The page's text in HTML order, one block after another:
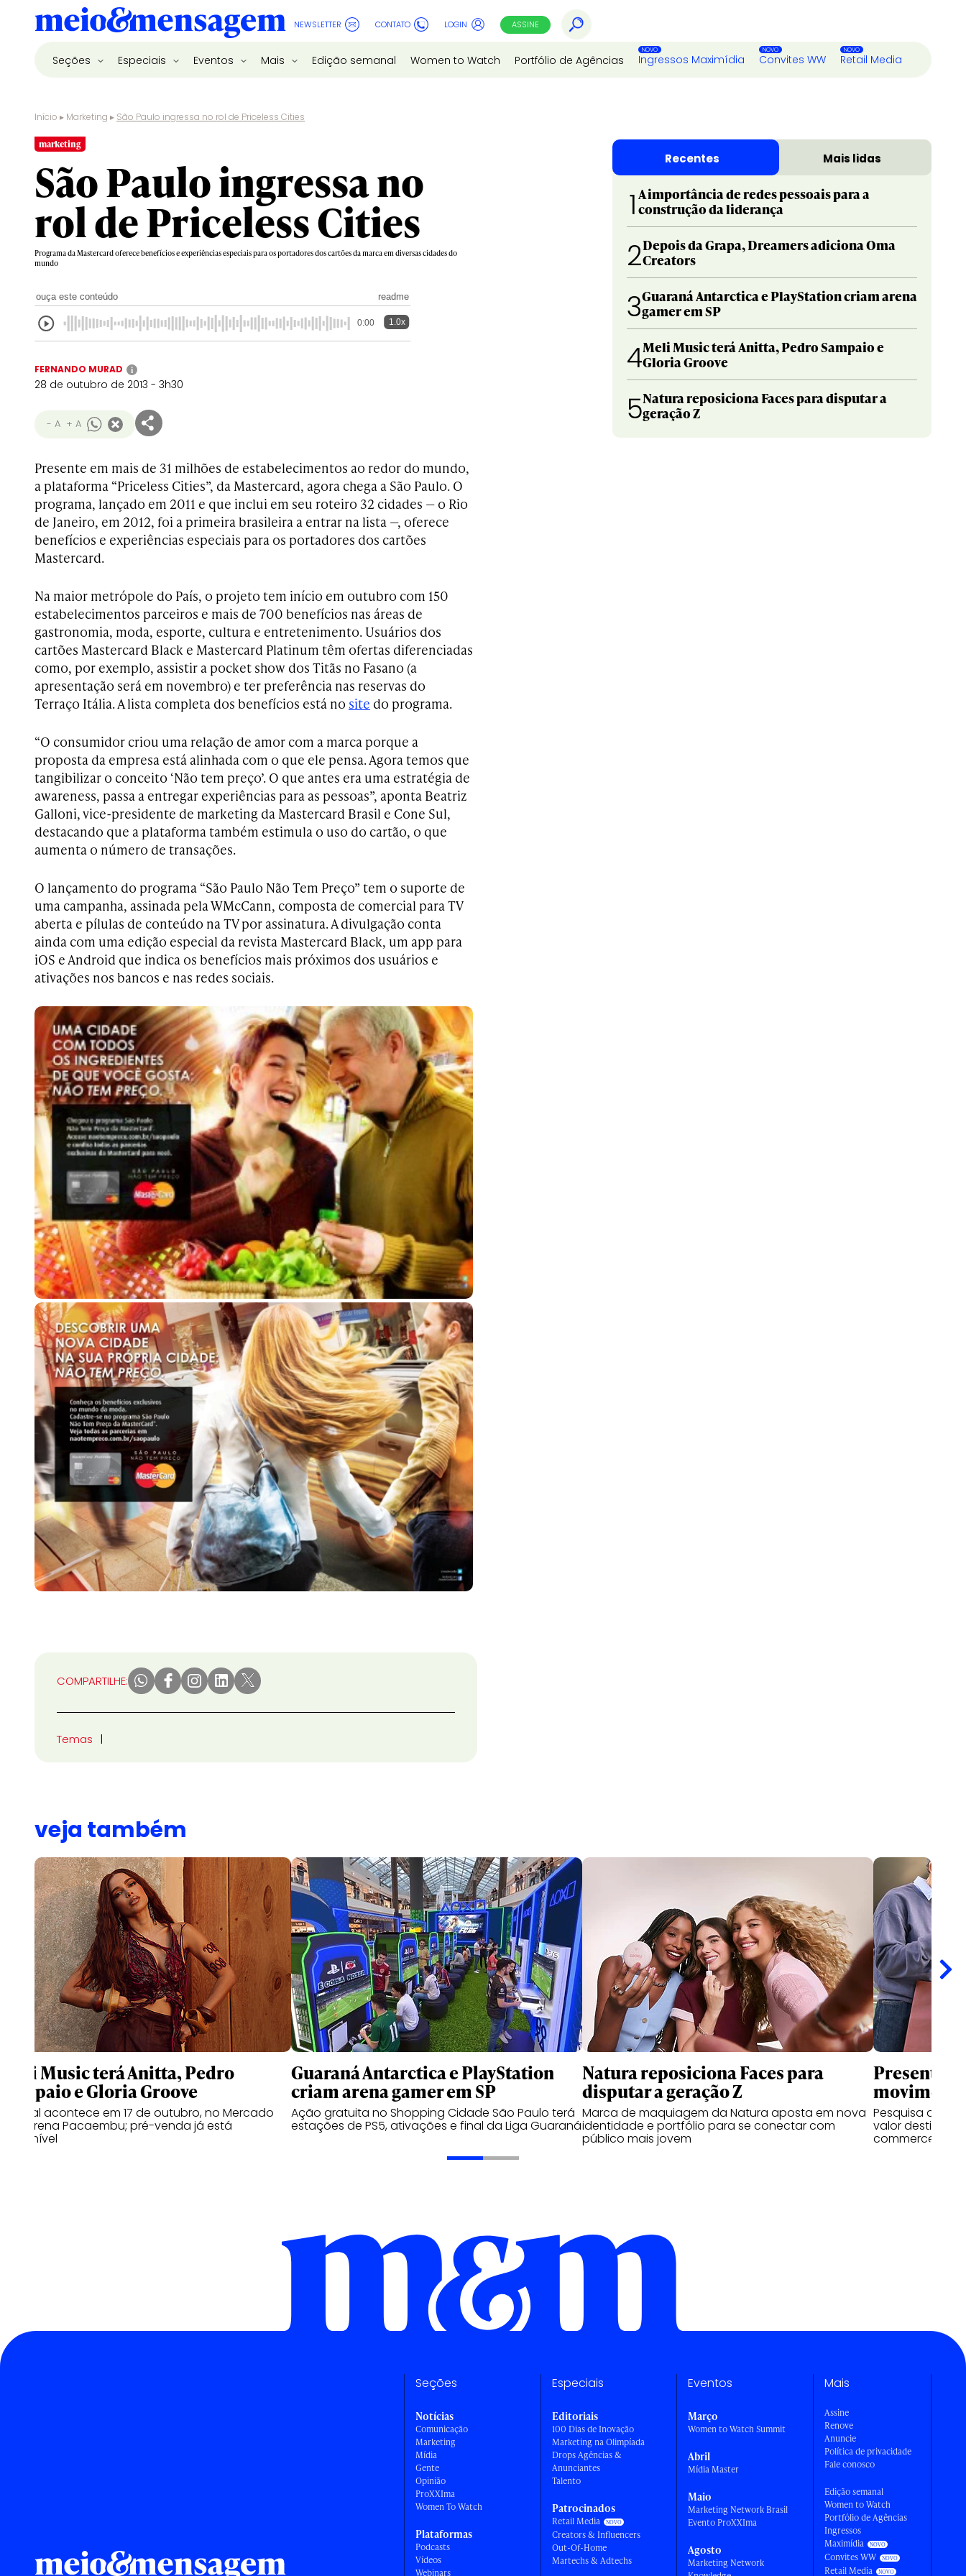
NEWSLETTER CONTATO LOGIN ASSINE
Seções Especiais Eventos Mais Edição semanal Women to Watch Portfólio de Agências Ingressos Maximídia Convites WW Retail Media
Início ▸ Marketing ▸ São Paulo ingressa no rol de Priceless Cities
marketing
São Paulo ingressa no
rol de Priceless Cities
Programa da Mastercard oferece benefícios e experiências especiais para os portadores dos cartões da marca em diversas cidades do
mundo
ouça este conteúdo readme
0:00 1.0x
FERNANDO MURAD i
28 de outubro de 2013 - 3h30
- A + A
Presente em mais de 31 milhões de estabelecimentos ao redor do mundo,
a plataforma “Priceless Cities”, da Mastercard, agora chega a São ­Paulo. O
programa, lançado em 2011 e que inclui em seu roteiro 32 cidades — o Rio
de Janeiro, em 2012, foi a primeira brasileira a entrar na lista —, oferece
benefícios e experiências especiais para os portadores dos cartões
Mastercard.
Na maior metrópole do País, o projeto tem início em outubro com 150
estabelecimentos parceiros e mais de 700 benefícios nas áreas de
gastronomia, moda, esporte, cultura e entretenimento. Usuários dos
cartões Mastercard Black e Mastercard Platinum têm ofertas diferenciadas
como, por exemplo, assistir a pocket show dos Titãs no Fasano (a
apresentação será em novembro) e ter preferência nas reservas do
Terraço Itália. A lista completa dos benefícios está no site do programa.
“O consumidor criou uma relação de amor com a marca porque a
proposta da empresa está alinhada com o que ele pensa. Agora temos que
tangibilizar o conceito ‘Não tem preço’. O que antes era uma estratégia de
awareness, passa a entregar experiências para as pessoas”, aponta Beatriz
Galloni, vice-presidente de marketing da Mastercard Brasil e Cone Sul,
destacando que a plataforma também estimula o uso do cartão, o que
aumenta o número de transações.
O lançamento do programa “São Paulo Não Tem Preço” tem o suporte de
uma campanha, assinada pela WMcCann, composta de comercial para TV
aberta e pílulas de conteúdo­ na TV por assinatura. A divulgação conta
ainda com uma edição especial da revista Mastercard Black­, um app para
iOS e Android que indica os benefícios mais próximos dos ­usuários e
ativações nos bancos e nas redes sociais.
COMPARTILHE:
Temas
Recentes Mais lidas
1 A importância de redes pessoais para a
construção da liderança
2Depois da Grapa, Dreamers adiciona Oma
Creators
3Guaraná Antarctica e PlayStation criam arena
gamer em SP
4Meli Music terá Anitta, Pedro Sampaio e
Gloria Groove
5Natura reposiciona Faces para disputar a
geração Z
veja também
Meli Music terá Anitta, Pedro
Sampaio e Gloria Groove
Festival acontece em 17 de outubro, no Mercado
Livre Arena Pacaembu; pré-venda já está
disponível
Guaraná Antarctica e PlayStation
criam arena gamer em SP
Ação gratuita no Shopping Cidade São Paulo terá
estações de PS5, ativações e final da Liga Guaraná
Natura reposiciona Faces para
disputar a geração Z
Marca de maquiagem da Natura aposta em nova
identidade e portfólio para se conectar com
público mais jovem
Presentes
Pesquisa da
valor
commerce
Seções
Notícias
Comunicação
Marketing
Mídia
Gente
Opinião
ProXXIma
Women To Watch
Plataformas
Podcasts
Vídeos
Webinars
Especiais
Editoriais
100 Dias de Inovação
Marketing na Olimpíada
Drops Agências &
Anunciantes
Talento
Patrocinados
Retail Media
Creators & Influencers
Out-Of-Home
Martechs & Adtechs
Eventos
Março
Women to Watch Summit
Abril
Mídia Master
Maio
Marketing Network Brasil
Evento ProXXIma
Agosto
Marketing Network
Mais
Assine
Renove
Anuncie
Política de privacidade
Fale conosco
Edição semanal
Women to Watch
Portfólio de Agências
Ingressos
Maximídia
Convites WW
Retail Media